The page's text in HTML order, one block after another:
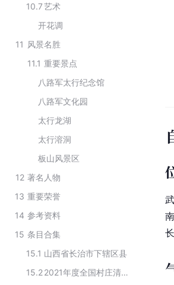
10.7艺术
开花调
11 风景名胜
11.1 重要景点
八路军太行纪念馆
八路军文化园
太行龙湖
太行溶洞
板山风景区
12 著名人物
13 重要荣誉
14 参考资料
15 条目合集
15.1 山西省长治市下辖区县
15.2
2021年度全国村庄清洁行动先进县